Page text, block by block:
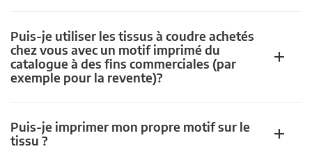
Puis-je utiliser les tissus à coudre achetés
chez vous avec un motif imprimé du
catalogue à des fins commerciales (par
exemple pour la revente)?
Puis-je imprimer mon propre motif sur le
tissu ?